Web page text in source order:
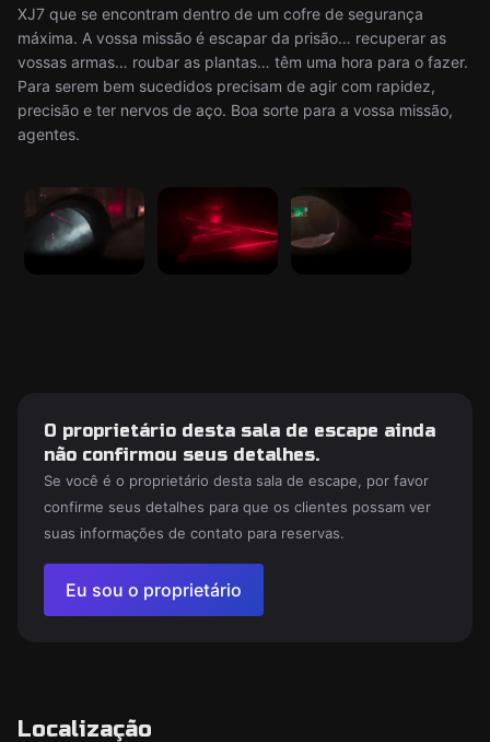
XJ7 que se encontram dentro de um cofre de segurança
máxima. A vossa missão é escapar da prisão… recuperar as
vossas armas… roubar as plantas… têm uma hora para o fazer.
Para serem bem sucedidos precisam de agir com rapidez,
precisão e ter nervos de aço. Boa sorte para a vossa missão,
agentes.
O proprietário desta sala de escape ainda
não confirmou seus detalhes.
Se você é o proprietário desta sala de escape, por favor
confirme seus detalhes para que os clientes possam ver
suas informações de contato para reservas.
Eu sou o proprietário
Localização